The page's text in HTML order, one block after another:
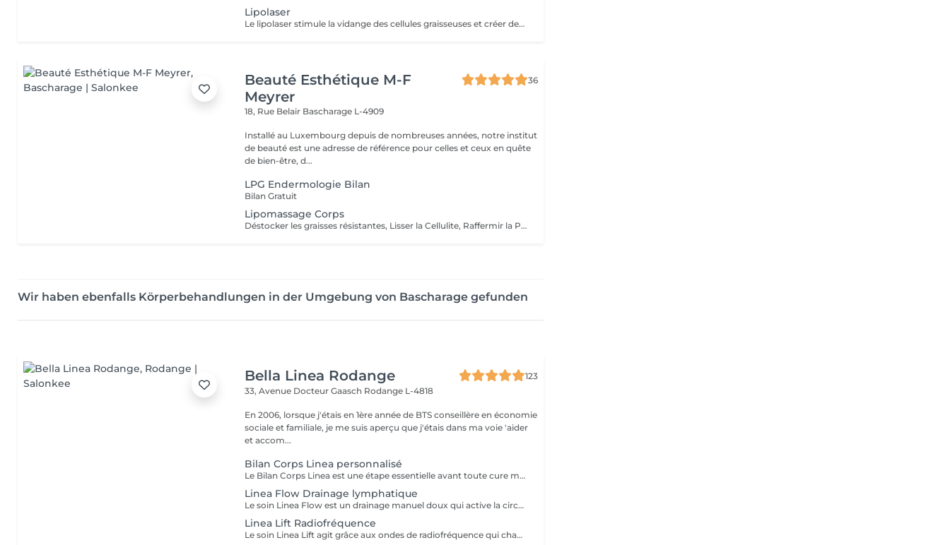
Lipolaser
Le lipolaser stimule la vidange des cellules graisseuses et créer des micropores dans leurs membranes par le biais d'une chaleur douce.
Beauté Esthétique M-F
Meyrer
36
18, Rue Belair Bascharage L-4909
Installé au Luxembourg depuis de nombreuses années, notre institut
de beauté est une adresse de référence pour celles et ceux en quête
de bien-être, d...
LPG Endermologie Bilan
Bilan Gratuit
Lipomassage Corps
Déstocker les graisses résistantes, Lisser la Cellulite, Raffermir la Peau, Resculpter les Formes
Wir haben ebenfalls Körperbehandlungen in der Umgebung von Bascharage gefunden
Bella Linea Rodange
123
33, Avenue Docteur Gaasch Rodange L-4818
En 2006, lorsque j'étais en 1ère année de BTS conseillère en économie
sociale et familiale, je me suis aperçu que j'étais dans ma voie 'aider
et accom...
Bilan Corps Linea personnalisé
Le Bilan Corps Linea est une étape essentielle avant toute cure minceur. Réalisé avec notre expertise, il permet d'analyser vos besoins, vos habitudes et vos objectifs afin de construire un programme parfaitement adapté à votre silhouette. Ce bilan personnalisé nous permet de vous orienter vers les soins les plus efficaces et de définir une stratégie minceur claire, avec un suivi précis. Vous bénéficiez ainsi d'un accompagnement sur mesure, pensé pour optimiser vos résultats et atteindre vos objectifs dans les meilleures conditions.
Linea Flow Drainage lymphatique
Le soin Linea Flow est un drainage manuel doux qui active la circulation lymphatique, favorise l'élimination des toxines et diminue la rétention d'eau. Il apporte une sensation immédiate de légèreté, affine la silhouette et améliore la qualité de la peau. Idéal en cure pour un effet détox et jambes légères.
Linea Lift Radiofréquence
Le soin Linea Lift agit grâce aux ondes de radiofréquence qui chauffent les tissus en profondeur. Cette stimulation relance la production de collagène et d'élastine, raffermit la peau et améliore son élasticité. Idéal pour lutter contre le relâchement cutané et redessiner les contours du corps, ce soin apporte un effet liftant progressif et naturel.